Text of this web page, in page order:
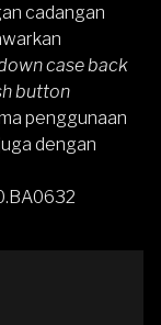
cadangan
case back
button
penggunaan
dengan